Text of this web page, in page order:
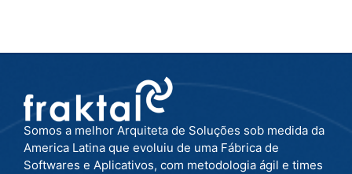
Somos a melhor Arquiteta de Soluções sob medida da
America Latina que evoluiu de uma Fábrica de
Softwares e Aplicativos, com metodologia ágil e times